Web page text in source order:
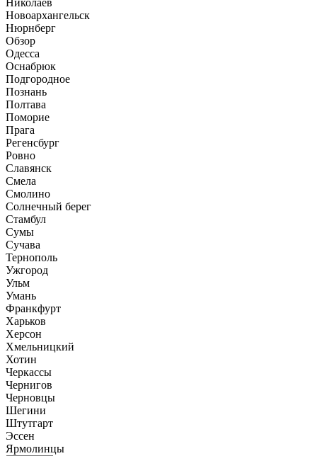
Николаев
Новоархангельск
Нюрнберг
Обзор
Одесса
Оснабрюк
Подгородное
Познань
Полтава
Поморие
Прага
Регенсбург
Ровно
Славянск
Смела
Смолино
Солнечный берег
Стамбул
Сумы
Сучава
Тернополь
Ужгород
Ульм
Умань
Франкфурт
Харьков
Херсон
Хмельницкий
Хотин
Черкассы
Чернигов
Черновцы
Шегини
Штутгарт
Эссен
Ярмолинцы